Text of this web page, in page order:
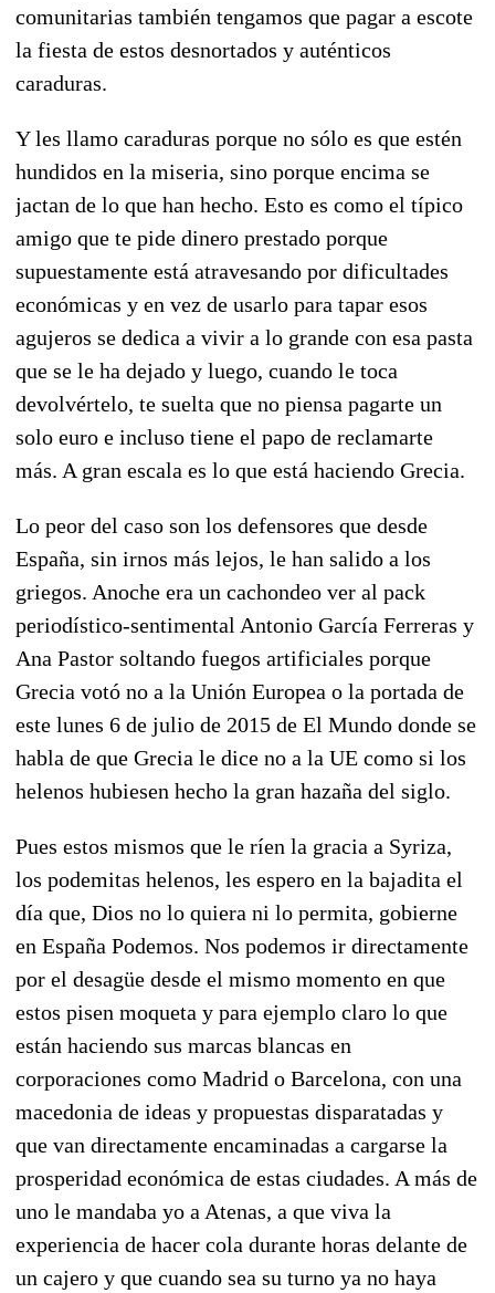
comunitarias también tengamos que pagar a escote
la fiesta de estos desnortados y auténticos
caraduras.
Y les llamo caraduras porque no sólo es que estén
hundidos en la miseria, sino porque encima se
jactan de lo que han hecho. Esto es como el típico
amigo que te pide dinero prestado porque
supuestamente está atravesando por dificultades
económicas y en vez de usarlo para tapar esos
agujeros se dedica a vivir a lo grande con esa pasta
que se le ha dejado y luego, cuando le toca
devolvértelo, te suelta que no piensa pagarte un
solo euro e incluso tiene el papo de reclamarte
más. A gran escala es lo que está haciendo Grecia.
Lo peor del caso son los defensores que desde
España, sin irnos más lejos, le han salido a los
griegos. Anoche era un cachondeo ver al pack
periodístico-sentimental Antonio García Ferreras y
Ana Pastor soltando fuegos artificiales porque
Grecia votó no a la Unión Europea o la portada de
este lunes 6 de julio de 2015 de El Mundo donde se
habla de que Grecia le dice no a la UE como si los
helenos hubiesen hecho la gran hazaña del siglo.
Pues estos mismos que le ríen la gracia a Syriza,
los podemitas helenos, les espero en la bajadita el
día que, Dios no lo quiera ni lo permita, gobierne
en España Podemos. Nos podemos ir directamente
por el desagüe desde el mismo momento en que
estos pisen moqueta y para ejemplo claro lo que
están haciendo sus marcas blancas en
corporaciones como Madrid o Barcelona, con una
macedonia de ideas y propuestas disparatadas y
que van directamente encaminadas a cargarse la
prosperidad económica de estas ciudades. A más de
uno le mandaba yo a Atenas, a que viva la
experiencia de hacer cola durante horas delante de
un cajero y que cuando sea su turno ya no haya